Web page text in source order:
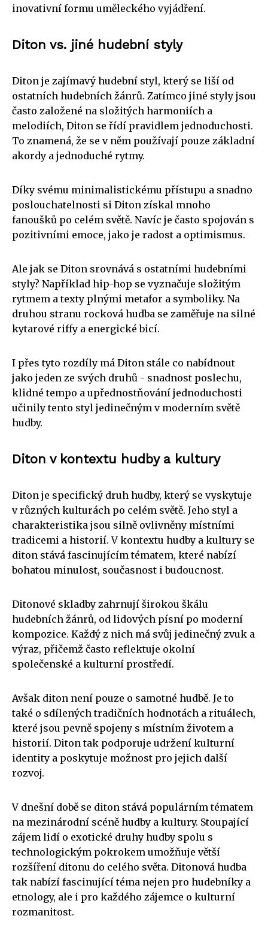
inovativní formu uměleckého vyjádření.
Diton vs. jiné hudební styly
Diton je zajímavý hudební styl, který se liší od
ostatních hudebních žánrů. Zatímco jiné styly jsou
často založené na složitých harmoniích a
melodiích, Diton se řídí pravidlem jednoduchosti.
To znamená, že se v něm používají pouze základní
akordy a jednoduché rytmy.
Díky svému minimalistickému přístupu a snadno
poslouchatelnosti si Diton získal mnoho
fanoušků po celém světě. Navíc je často spojován s
pozitivními emoce, jako je radost a optimismus.
Ale jak se Diton srovnává s ostatními hudebními
styly? Například hip-hop se vyznačuje složitým
rytmem a texty plnými metafor a symboliky. Na
druhou stranu rocková hudba se zaměřuje na silné
kytarové riffy a energické bicí.
I přes tyto rozdíly má Diton stále co nabídnout
jako jeden ze svých druhů - snadnost poslechu,
klidné tempo a upřednostňování jednoduchosti
učinily tento styl jedinečným v moderním světě
hudby.
Diton v kontextu hudby a kultury
Diton je specifický druh hudby, který se vyskytuje
v různých kulturách po celém světě. Jeho styl a
charakteristika jsou silně ovlivněny místními
tradicemi a historií. V kontextu hudby a kultury se
diton stává fascinujícím tématem, které nabízí
bohatou minulost, současnost i budoucnost.
Ditonové skladby zahrnují širokou škálu
hudebních žánrů, od lidových písní po moderní
kompozice. Každý z nich má svůj jedinečný zvuk a
výraz, přičemž často reflektuje okolní
společenské a kulturní prostředí.
Avšak diton není pouze o samotné hudbě. Je to
také o sdílených tradičních hodnotách a rituálech,
které jsou pevně spojeny s místním životem a
historií. Diton tak podporuje udržení kulturní
identity a poskytuje možnost pro jejich další
rozvoj.
V dnešní době se diton stává populárním tématem
na mezinárodní scéně hudby a kultury. Stoupající
zájem lidí o exotické druhy hudby spolu s
technologickým pokrokem umožňuje větší
rozšíření ditonu do celého světa. Ditonová hudba
tak nabízí fascinující téma nejen pro hudebníky a
etnology, ale i pro každého zájemce o kulturní
rozmanitost.